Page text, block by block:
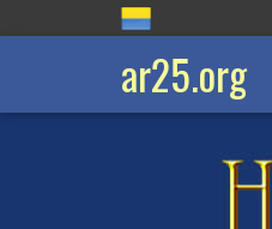
ar25.org